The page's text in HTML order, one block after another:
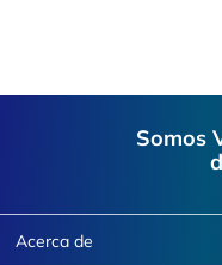
Somos
Acerca de